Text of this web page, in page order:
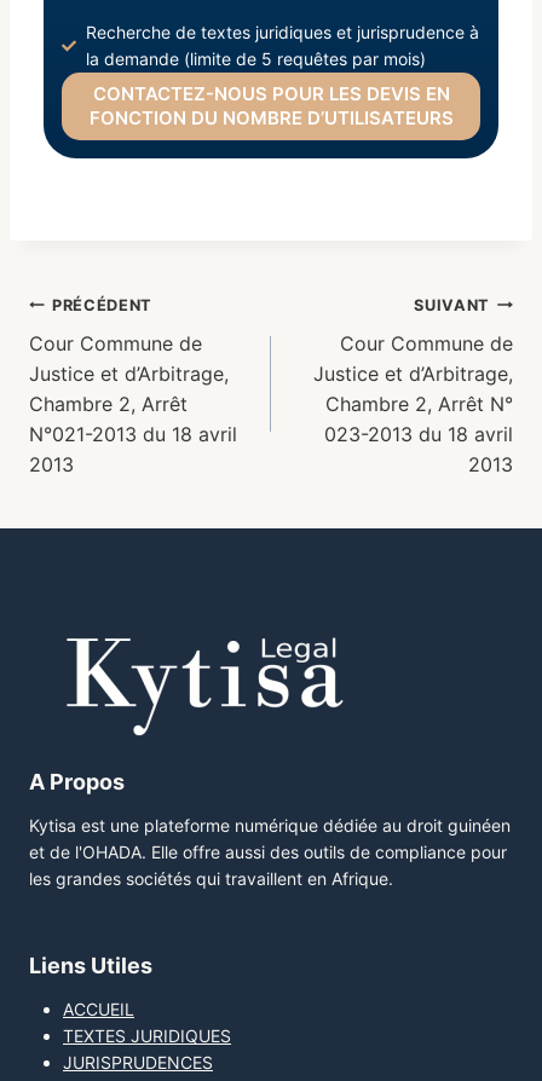
Recherche de textes juridiques et jurisprudence à
la demande (limite de 5 requêtes par mois)
CONTACTEZ-NOUS POUR LES DEVIS EN
FONCTION DU NOMBRE D’UTILISATEURS
PRÉCÉDENT
Cour Commune de
Justice et d’Arbitrage,
Chambre 2, Arrêt
N°021-2013 du 18 avril
2013
SUIVANT
Cour Commune de
Justice et d’Arbitrage,
Chambre 2, Arrêt N°
023-2013 du 18 avril
2013
A Propos
Kytisa est une plateforme numérique dédiée au droit guinéen
et de l'OHADA. Elle offre aussi des outils de compliance pour
les grandes sociétés qui travaillent en Afrique.
Liens Utiles
ACCUEIL
TEXTES JURIDIQUES
JURISPRUDENCES